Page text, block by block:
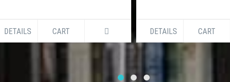
DETAILS CART DETAILS CART